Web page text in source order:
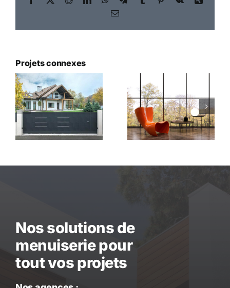
Email
Projets connexes
Menuiserie
d’ameublement
Menuiserie
intérieure
Nos solutions de
menuiserie pour
tout vos projets